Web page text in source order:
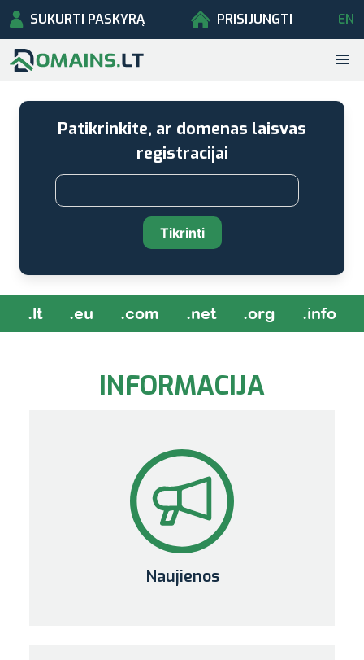
SUKURTI PASKYRĄ PRISIJUNGTI EN
Patikrinkite, ar domenas laisvas
registracijai
Tikrinti
.lt .eu .com .net .org .info
INFORMACIJA
Naujienos